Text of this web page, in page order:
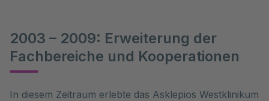
2003 – 2009: Erweiterung der
Fachbereiche und Kooperationen
In diesem Zeitraum erlebte das Asklepios Westklinikum